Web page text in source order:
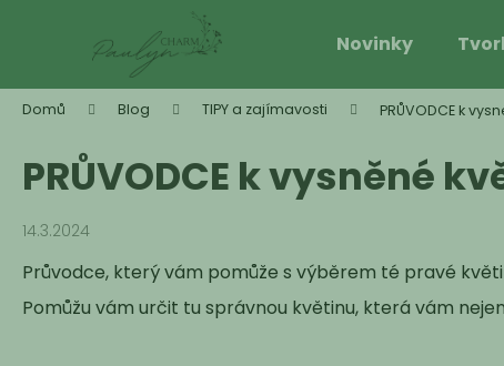
Novinky
Domů Blog TIPY a zajímavosti PRŮVODCE k
PRŮVODCE k vysněné
14.3.2024
Průvodce, který vám pomůže s výběrem té pravé
Pomůžu vám určit tu správnou květinu, která vám
í
Zpět
do
obchodu
Zpět
do
obchodu